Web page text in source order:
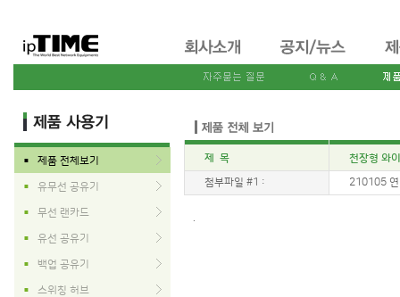
■ 제품 전체보기
■ 유무선 공유기
■ 무선 랜카드
■ 유선 공유기
■ 백업 공유기
■ 스위칭 허브
제 목 천장형 와
첨부파일 #1 : 210105
.